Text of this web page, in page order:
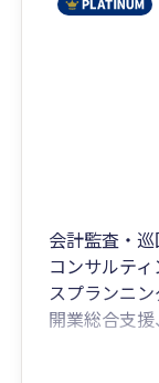
会計監査・
コンサルテ
スプランニ
開業総合支
トマネジメ